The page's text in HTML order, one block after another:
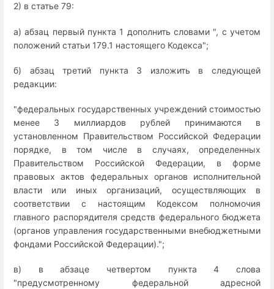
2) в статье 79:
а) абзац первый пункта 1 дополнить словами ", с учетом
положений статьи 179.1 настоящего Кодекса";
б) абзац третий пункта 3 изложить в следующей
редакции:
"федеральных государственных учреждений стоимостью
менее 3 миллиардов рублей принимаются в
установленном Правительством Российской Федерации
порядке, в том числе в случаях, определенных
Правительством Российской Федерации, в форме
правовых актов федеральных органов исполнительной
власти или иных организаций, осуществляющих в
соответствии с настоящим Кодексом полномочия
главного распорядителя средств федерального бюджета
(органов управления государственными внебюджетными
фондами Российской Федерации).";
в) в абзаце четвертом пункта 4 слова
"предусмотренному федеральной адресной